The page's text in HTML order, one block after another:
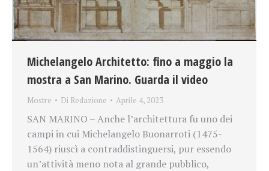
Michelangelo Architetto: fino a maggio la
mostra a San Marino. Guarda il video
Mostre Di Redazione Aprile 4, 2023
SAN MARINO – Anche l’architettura fu uno dei
campi in cui Michelangelo Buonarroti (1475-
1564) riuscì a contraddistinguersi, pur essendo
un’attività meno nota al grande pubblico,